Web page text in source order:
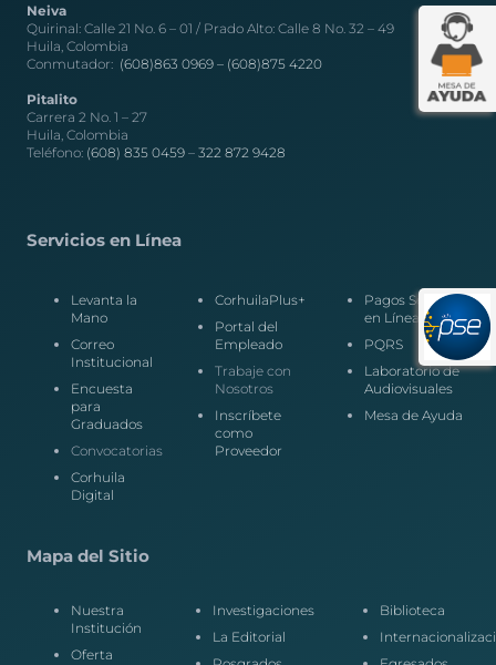
Neiva
Quirinal: Calle 21 No. 6 – 01 / Prado Alto: Calle 8 No. 32 – 49
Huila, Colombia
Conmutador: (608)863 0969 – (608)875 4220
Pitalito
Carrera 2 No. 1 – 27
Huila, Colombia
Teléfono: (608) 835 0459 – 322 872 9428
Servicios en Línea
Levanta la
Mano
Correo
Institucional
Encuesta
para
Graduados
Convocatorias
Corhuila
Digital
CorhuilaPlus+
Portal del
Empleado
Trabaje con
Nosotros
Inscríbete
como
Proveedor
Pagos Seguros
en Línea
PQRS
Laboratorio de
Audiovisuales
Mesa de Ayuda
Mapa del Sitio
Nuestra
Institución
Oferta
Investigaciones
La Editorial
Biblioteca